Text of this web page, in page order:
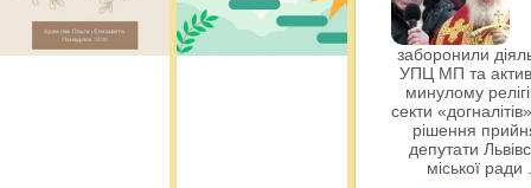
заборонили
УПЦ МП та
минулому
секти
рішення
депутати
міської ради